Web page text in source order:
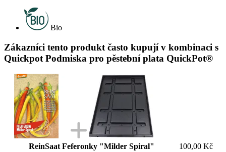
Bio
Zákazníci tento produkt často kupují v kombinaci s
Quickpot Podmiska pro pěstební plata QuickPot®
ReinSaat Feferonky "Milder Spiral"
100,00 Kč